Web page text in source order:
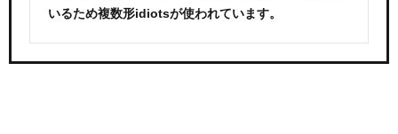
いるため複数形idiotsが使われています。